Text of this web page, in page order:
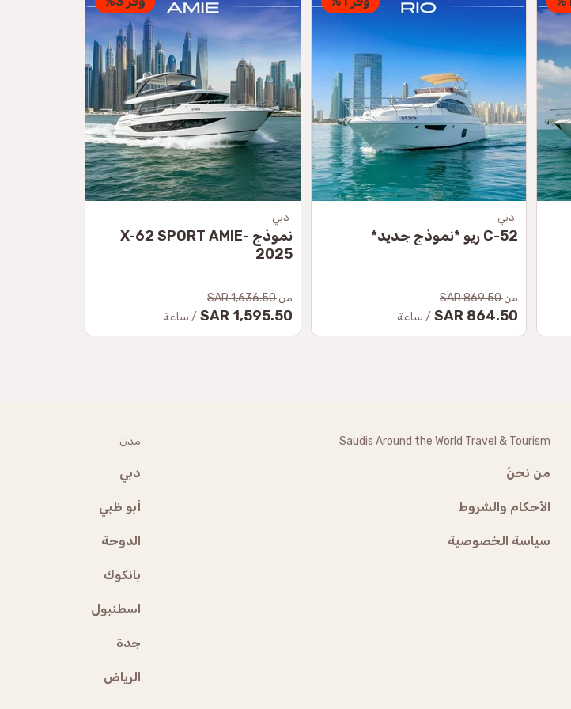
دبي
نموذج X-62 SPORT AMIE-
من1,636.50 SAR
1,595.50 SAR / ساعة
Petropavlovsk-Kamchatsky
مغامرة كامشاتكا
من18,089 SAR / لكل شخص
Saudis Around the World Travel & Tourism
من نحنُ
الأحكام والشروط
سياسة الخصوصية
مدن
دبي
أبو ظبي
الدوحة
بانكوك
اسطنبول
جدة
الرياض